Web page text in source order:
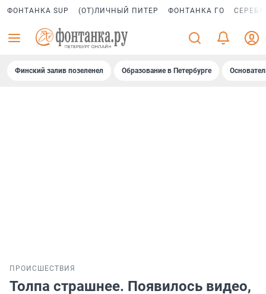
ФОНТАНКА SUP (ОТ)ЛИЧНЫЙ ПИТЕР ФОНТАНКА ГО
Финский залив позеленел Образование в Петербурге
ПРОИСШЕСТВИЯ
Толпа страшнее. Появилось видео,